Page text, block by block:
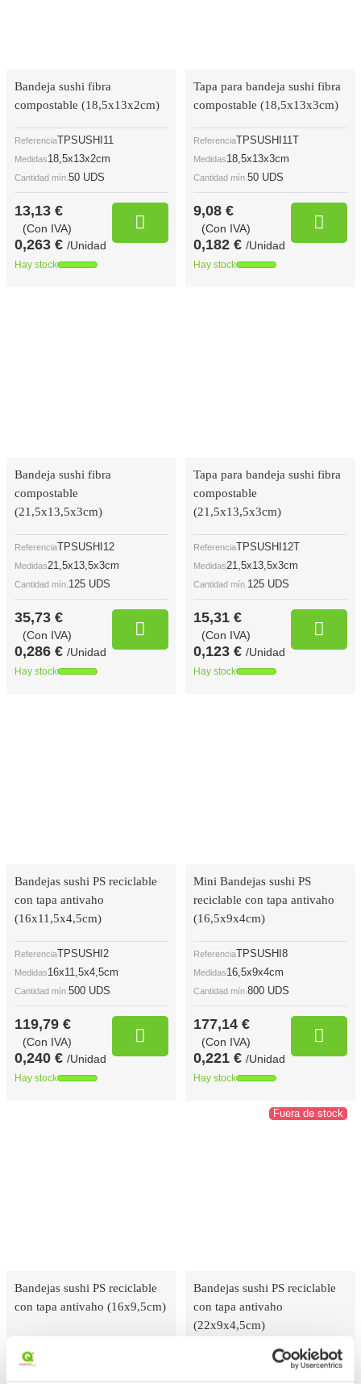
Bandeja sushi fibra
compostable (18,5x13x2cm)
ReferenciaTPSUSHI11
Medidas18,5x13x2cm
Cantidad mín. 50 UDS
13,13 €
(Con IVA)
0,263 € /Unidad
Hay stock
Tapa para bandeja sushi fibra
compostable (18,5x13x3cm)
ReferenciaTPSUSHI11T
Medidas18,5x13x3cm
Cantidad mín. 50 UDS
9,08 €
(Con IVA)
0,182 € /Unidad
Hay stock
Bandeja sushi fibra
compostable
(21,5x13,5x3cm)
ReferenciaTPSUSHI12
Medidas21,5x13,5x3cm
Cantidad mín. 125 UDS
35,73 €
(Con IVA)
0,286 € /Unidad
Hay stock
Tapa para bandeja sushi fibra
compostable
(21,5x13,5x3cm)
ReferenciaTPSUSHI12T
Medidas21,5x13,5x3cm
Cantidad mín. 125 UDS
15,31 €
(Con IVA)
0,123 € /Unidad
Hay stock
Bandejas sushi PS reciclable
con tapa antivaho
(16x11,5x4,5cm)
ReferenciaTPSUSHI2
Medidas16x11,5x4,5cm
Cantidad mín. 500 UDS
119,79 €
(Con IVA)
0,240 € /Unidad
Hay stock
Mini Bandejas sushi PS
reciclable con tapa antivaho
(16,5x9x4cm)
ReferenciaTPSUSHI8
Medidas16,5x9x4cm
Cantidad mín. 800 UDS
177,14 €
(Con IVA)
0,221 € /Unidad
Hay stock
Bandejas sushi PS reciclable
con tapa antivaho (16x9,5cm)
Referencia
16x9,5x5,5cm
Fuera de stock
Bandejas sushi PS reciclable
con tapa antivaho
(22x9x4,5cm)
TPSUSHI1
22x9x4,5cm